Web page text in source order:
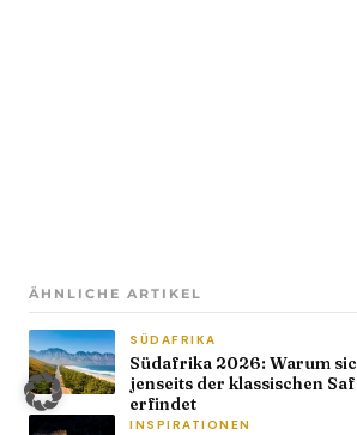
ÄHNLICHE ARTIKEL
SÜDAFRIKA
Südafrika 2026: Warum
jenseits der klassischen
erfindet
INSPIRATIONEN